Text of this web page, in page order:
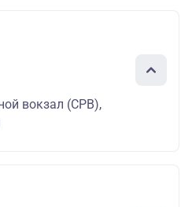
вокзал (СРВ),